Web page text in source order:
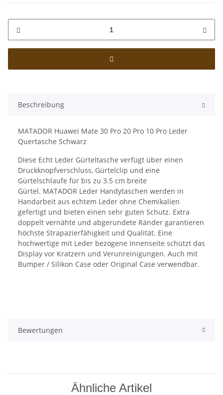
Beschreibung
MATADOR Huawei Mate 30 Pro 20 Pro 10 Pro Leder
Quertasche Schwarz
Diese Echt Leder Gürteltasche verfügt über einen
Druckknopfverschluss, Gürtelclip und eine
Gürtelschlaufe für bis zu 3.5 cm breite
Gürtel. MATADOR Leder Handytaschen werden in
Handarbeit aus echtem Leder ohne Chemikalien
gefertigt und bieten einen sehr guten Schutz. Extra
doppelt vernähte und abgerundete Ränder garantieren
höchste Strapazierfähigkeit und Qualität. Eine
hochwertige mit Leder bezogene Innenseite schützt das
Display vor Kratzern und Verunreinigungen. Auch mit
Bumper / Silikon Case oder Original Case verwendbar.
Bewertungen
Ähnliche Artikel